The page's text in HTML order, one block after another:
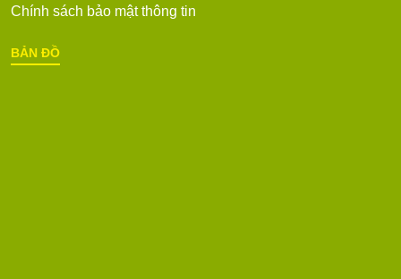
Chính sách bảo mật thông tin
BẢN ĐỒ